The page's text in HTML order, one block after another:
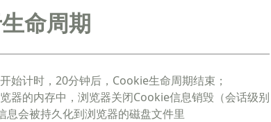
命周期
始计时，20分钟后，Cookie生命周期结束；
器的内存中，浏览器关闭Cookie信息销毁（会话级别
会被持久化到浏览器的磁盘文件里